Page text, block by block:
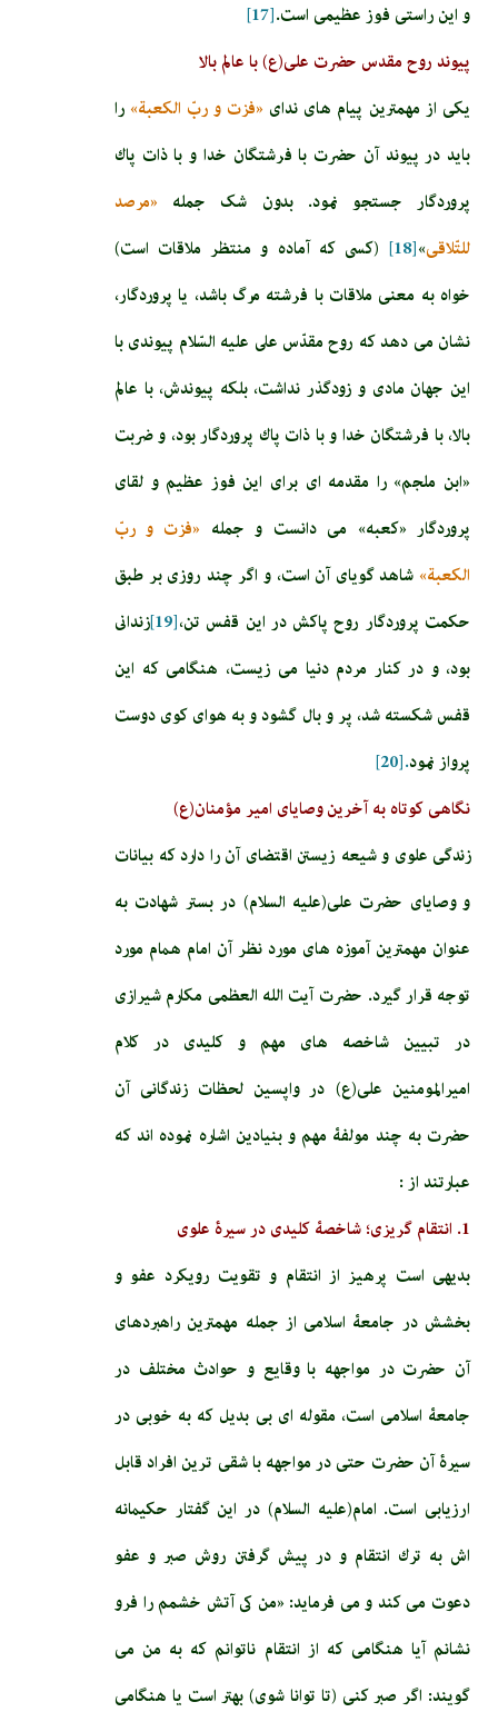
و اين راستى فوز عظيمى است.[17]
پیوند روح مقدس حضرت علی(ع) با عالم بالا
یکی از مهمترین پیام های ندای «فزت و ربّ الكعبة» را
باید در پیوند آن حضرت با فرشتگان خدا و با ذات پاك
پروردگار جستجو نمود. بدون شک جمله «مرصد
للتّلاقي»
[18]
(كسى كه آماده و منتظر ملاقات است)
خواه‏ به‏ معنى‏ ملاقات‏ با فرشته‏ مرگ‏ باشد، يا پروردگار،
نشان مى ‏دهد كه روح مقدّس على عليه السّلام پيوندى با
اين جهان مادى و زودگذر نداشت، بلكه پيوندش، با عالم
بالا، با فرشتگان خدا و با ذات پاك پروردگار بود، و ضربت
«ابن ملجم» را مقدمه ‏اى براى اين فوز عظيم و لقاى
پروردگار «كعبه» مى ‏دانست و جمله «فزت و ربّ
الكعبة» شاهد گوياى آن است، و اگر چند روزى بر طبق
حكمت پروردگار روح پاكش در اين قفس تن،[19]
زندانى
بود، و در كنار مردم دنيا مى ‏زيست، هنگامى كه اين
قفس شكسته شد، پر و بال گشود و به هواى كوى دوست
پرواز نمود.[20]
نگاهی کوتاه به آخرین وصایای امیر مؤمنان(ع)
زندگی علوی و شیعه زیستن اقتضای آن را دارد که بیانات
و وصایای حضرت علی(علیه السلام) در بستر شهادت به
عنوان مهمترین آموزه های مورد نظر آن امام همام مورد
توجه قرار گیرد. حضرت آیت الله العظمی مکارم شیرازی
در تبیین شاخصه های مهم و کلیدی در کلام
امیرالمومنین علی(ع) در واپسین لحظات زندگانی آن
حضرت به چند مولفۀ مهم و بنیادین اشاره نموده اند که
عبارتند از :
1. انتقام گریزی؛ شاخصۀ کلیدی در سیرۀ علوی
بدیهی است پرهیز از انتقام و تقویت رویکرد عفو و
بخشش در جامعۀ اسلامی از جمله مهمترین راهبردهای
آن حضرت در مواجهه با وقایع و حوادث مختلف در
جامعۀ اسلامی است، مقوله ای بی بدیل که به خوبی در
سیرۀ آن حضرت حتی در مواجهه با شقی ترین افراد قابل
ارزیابی است. امام(عليه السلام) در این گفتار حكيمانه
‏اش به ترك انتقام و در پيش گرفتن روش صبر و عفو
دعوت مى‏ كند و مى‏ فرمايد: «من كى آتش خشمم را فرو
نشانم آيا هنگامى كه از انتقام ناتوانم كه به من مى‏
گويند: اگر صبر كنى (تا توانا شوى) بهتر است يا هنگامى